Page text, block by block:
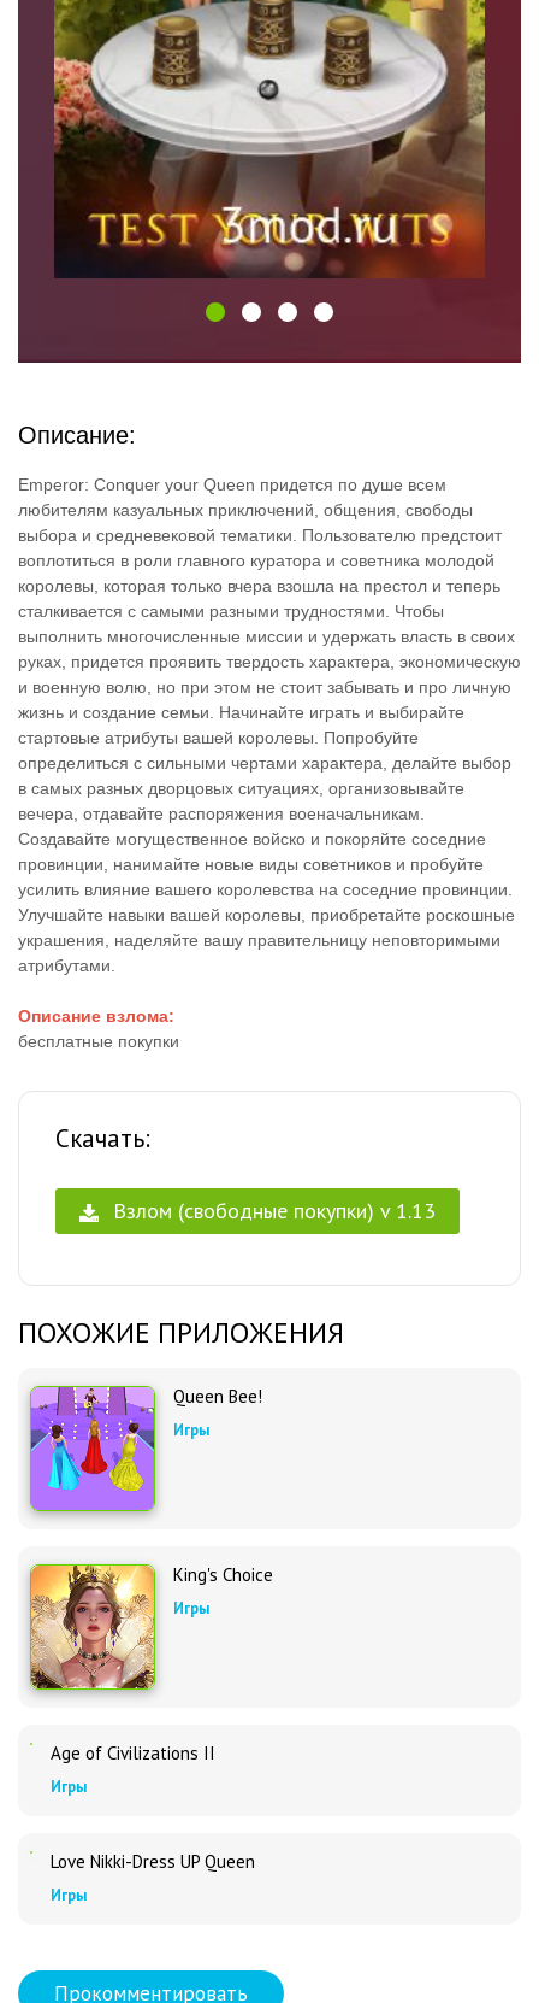
Описание:
Emperor: Conquer your Queen придется по душе всем
любителям казуальных приключений, общения, свободы
выбора и средневековой тематики. Пользователю предстоит
воплотиться в роли главного куратора и советника молодой
королевы, которая только вчера взошла на престол и теперь
сталкивается с самыми разными трудностями. Чтобы
выполнить многочисленные миссии и удержать власть в своих
руках, придется проявить твердость характера, экономическую
и военную волю, но при этом не стоит забывать и про личную
жизнь и создание семьи. Начинайте играть и выбирайте
стартовые атрибуты вашей королевы. Попробуйте
определиться с сильными чертами характера, делайте выбор
в самых разных дворцовых ситуациях, организовывайте
вечера, отдавайте распоряжения военачальникам.
Создавайте могущественное войско и покоряйте соседние
провинции, нанимайте новые виды советников и пробуйте
усилить влияние вашего королевства на соседние провинции.
Улучшайте навыки вашей королевы, приобретайте роскошные
украшения, наделяйте вашу правительницу неповторимыми
атрибутами.
Описание взлома:
бесплатные покупки
Скачать:
Взлом (свободные покупки) v 1.13
ПОХОЖИЕ ПРИЛОЖЕНИЯ
Queen Bee!
Игры
King's Choice
Игры
Age of Civilizations II
Игры
Love Nikki-Dress UP Queen
Игры
Прокомментировать